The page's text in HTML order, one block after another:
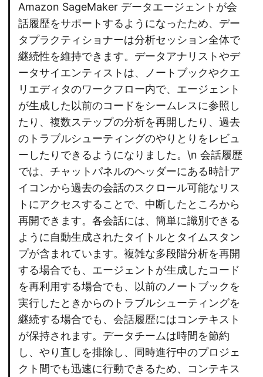
Amazon SageMaker データエージェントが会
話履歴をサポートするようになったため、デー
タプラクティショナーは分析セッション全体で
継続性を維持できます。データアナリストやデ
ータサイエンティストは、ノートブックやクエ
リエディタのワークフロー内で、エージェント
が生成した以前のコードをシームレスに参照し
たり、複数ステップの分析を再開したり、過去
のトラブルシューティングのやりとりをレビュ
ーしたりできるようになりました。\n 会話履歴
では、チャットパネルのヘッダーにある時計ア
イコンから過去の会話のスクロール可能なリス
トにアクセスすることで、中断したところから
再開できます。各会話には、簡単に識別できる
ように自動生成されたタイトルとタイムスタン
プが含まれています。複雑な多段階分析を再開
する場合でも、エージェントが生成したコード
を再利用する場合でも、以前のノートブックを
実行したときからのトラブルシューティングを
継続する場合でも、会話履歴にはコンテキスト
が保持されます。データチームは時間を節約
し、やり直しを排除し、同時進行中のプロジェ
クト間でも迅速に行動できるため、コンテキス